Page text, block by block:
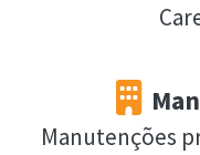
Manutenções